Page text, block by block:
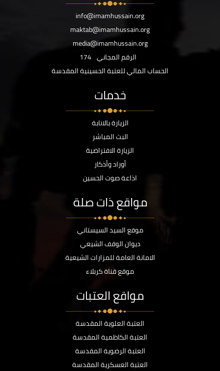
info@imamhussain.org
maktab@imamhussain.org
media@imamhussain.org
الرقم المجاني 174
الحساب المالي للعتبة الحسينية المقدسة
خدمات
الزيارة بالانابة
البث المباشر
الزيارة الافتراضية
أوراد وأذكار
اذاعة صوت الحسين
مواقع ذات صلة
موقع السيد السيستاني
ديوان الوقف الشيعي
الامانة العامة للمزارات الشيعية
موقع قناة كربلاء
مواقع العتبات
العتبة العلوية المقدسة
العتبة الكاظمية المقدسة
العتبة الرضوية المقدسة
العتبة العسكرية المقدسة